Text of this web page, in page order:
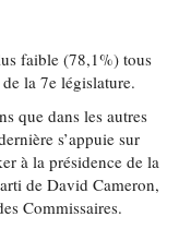
faible (78,1%) tous
la 7e législature.
que dans les autres
s’appuie sur
à la présidence de la
de David Cameron,
Commissaires.